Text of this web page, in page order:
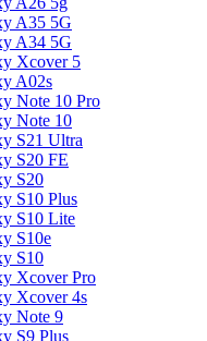
A35 5G
A34 5G
Xcover 5
A02s
Note 10 Pro
Note 10
S21 Ultra
S20 FE
S20
S10 Plus
S10 Lite
S10e
S10
Xcover Pro
Xcover 4s
Note 9
S9 Plus